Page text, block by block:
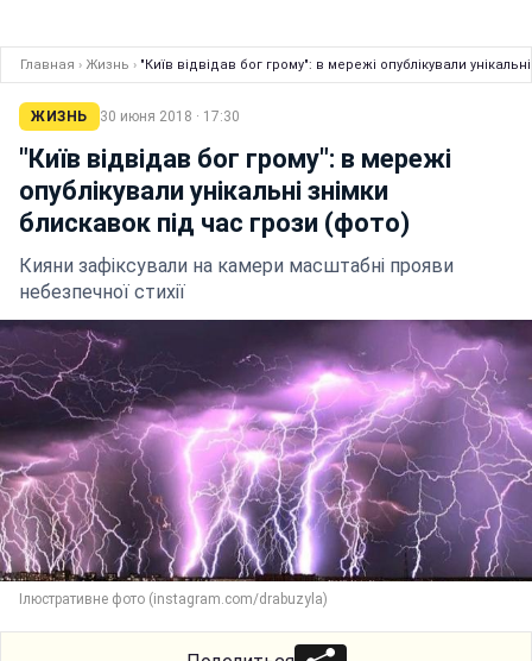
Главная › Жизнь › "Київ відвідав бог грому": в мережі опублікували
ЖИЗНЬ 30 июня 2018 · 17:30
"Київ відвідав бог грому": в мережі
опублікували унікальні знімки
блискавок під час грози (фото)
Кияни зафіксували на камери масштабні прояви
небезпечної стихії
Ілюстративне фото (instagram.com/drabuzyla)